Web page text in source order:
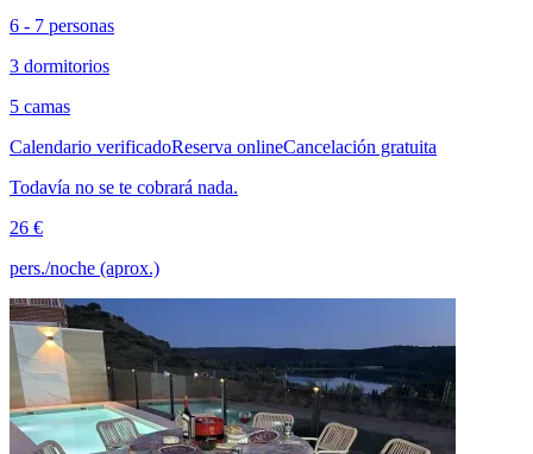
6 - 7 personas
3 dormitorios
5 camas
Calendario verificadoReserva onlineCancelación gratuita
Todavía no se te cobrará nada.
26 €
pers./noche (aprox.)